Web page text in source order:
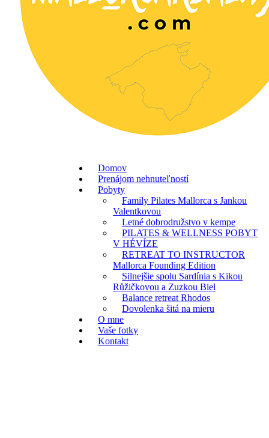
Domov
Prenájom nehnuteľností
Pobyty
Family Pilates Mallorca s Jankou
Valentkovou
Letné dobrodružstvo v kempe
PILATES & WELLNESS POBYT
V HÉVÍZE
RETREAT TO INSTRUCTOR
Mallorca Founding Edition
Silnejšie spolu Sardínia s Kikou
Růžičkovou a Zuzkou Biel
Balance retreat Rhodos
Dovolenka šitá na mieru
O mne
Vaše fotky
Kontakt